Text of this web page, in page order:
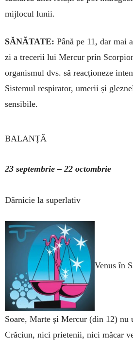
mijlocul lunii.
SĂNĂTATE: Până pe 11, dar mai
zi a tre­ce­rii lui Mercur prin
organismul dvs. să reacționeze
Sistemul res­pirator, umerii și
sensibile.
BALANȚĂ
23 septembrie ­– 22 octombrie
Dărnicie la superlativ
Venus în
Soare, Marte și Mercur (din 12) nu
Crăciun, nici prietenii, nici măcar